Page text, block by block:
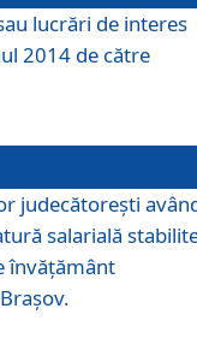
lucrări de interes
2014 de către
judecătoreşti
salarială
învăţământ